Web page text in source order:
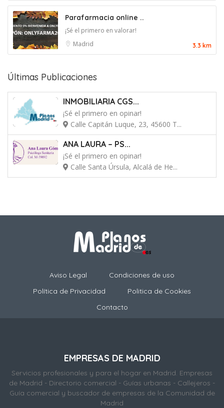
Parafarmacia online ..
¡Sé el primero en valorar!
Madrid
3.3 km
Últimas Publicaciones
INMOBILIARIA CGS...
¡Sé el primero en opinar!
Calle Capitán Luque, 23, 45600 T...
ANA LAURA – PS...
¡Sé el primero en opinar!
Calle Santa Úrsula, Alcalá de He...
Aviso Legal
Condiciones de uso
Política de Privacidad
Politica de Cookies
Contacto
EMPRESAS DE MADRID
Servicios profesionales y para el hogar en Madrid. Empresas
de Madrid - Directorio comercial - Guías urbanas - Callejeros -
Guía comercial y buscador de empresas de la Comunidad de
Madrid